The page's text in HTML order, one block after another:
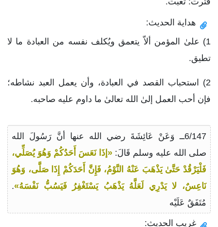
هداية الحديث:
1) علىٰ المؤمن ألاّ يتعمق ويُكلف نفسه من العبادة ما لا
تطيق.
2) استحباب القصد في العبادة، وأن يعمل العبد نشاطه؛
فإن أحب العمل إلىٰ الله تعالىٰ ما داوم عليه صاحبه.
6/147ــ وَعَنْ عَائِشَةَ رضي الله عنها أنَّ رَسُولَ الله
صلى الله عليه وسلم قَالَ: «إذَا نَعَسَ أَحَدُكُمْ وَهُوَ يُصَلِّي،
فَلْيَرْقُدْ حَتَّىٰ يَذْهَبَ عَنْهُ النَّوْمُ، فَإِنَّ أَحَدَكُمْ إِذَا صَلَّى، وَهُوَ
نَاعِسٌ، لا يَدْرِي لَعَلَّهُ يَذْهَبُ يَسْتَغْفِرُ فَيَسُبُّ نَفْسَهُ».
مُتَفَقٌ عَلَيْه
غريب الحديث: